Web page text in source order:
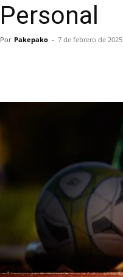
Personal
Por Pakepako - 7 de febrero de 2025